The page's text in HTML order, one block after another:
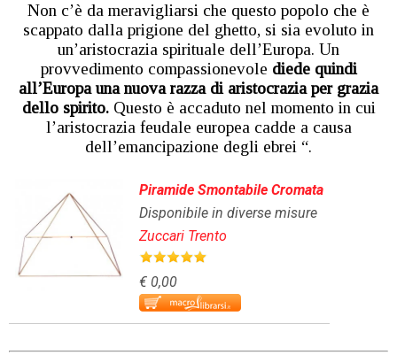
Non c’è da meravigliarsi che questo popolo che è
scappato dalla prigione del ghetto, si sia evoluto in
un’aristocrazia spirituale dell’Europa. Un
provvedimento compassionevole diede quindi
all’Europa una nuova razza di aristocrazia per grazia
dello spirito.Questo è accaduto nel momento in cui
l’aristocrazia feudale europea cadde a causa
dell’emancipazione degli ebrei “.
Piramide Smontabile Cromata
Disponibile in diverse misure
Zuccari Trento
€ 0,00